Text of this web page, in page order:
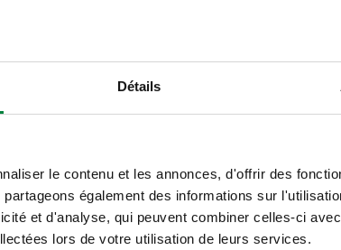
Détails
le contenu et les annonces, d'offrir des
également des informations sur
et d'analyse, qui peuvent combiner celles-ci
lors de votre utilisation de leurs services.